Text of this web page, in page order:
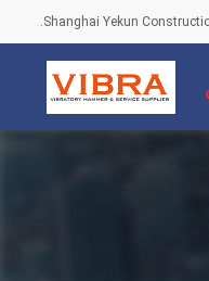
Shanghai Yekun